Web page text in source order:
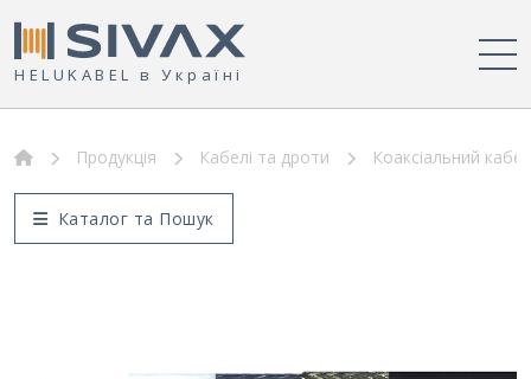
HELUKABEL в Україні
Продукція Кабелі та дроти Коаксіальний
Каталог та Пошук